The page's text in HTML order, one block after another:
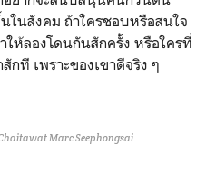
นสังคม ถ้าใครชอบหรือสนใจ
ให้ลองโดนกันสักครั้ง หรือใครที่
กที เพราะของเขาดีจริง ๆ
Marc Seephongsai